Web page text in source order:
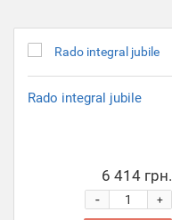
Rado integral jubile
6 414 грн.
+
-